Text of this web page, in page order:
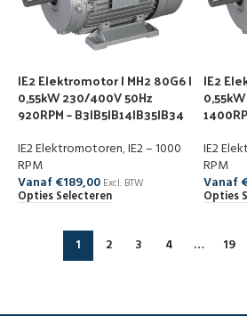
IE2 Elektromotor | MH2 80G6 |
0,55kW 230/400V 50Hz
920RPM – B3|B5|B14|B35|B34
IE2 Elektromotoren,IE2 – 1000
RPM
Vanaf€189,00 Excl. BTW
Opties Selecteren
IE2
IE2
RPM
Vanaf
Opties
1 2 3 4 … 19